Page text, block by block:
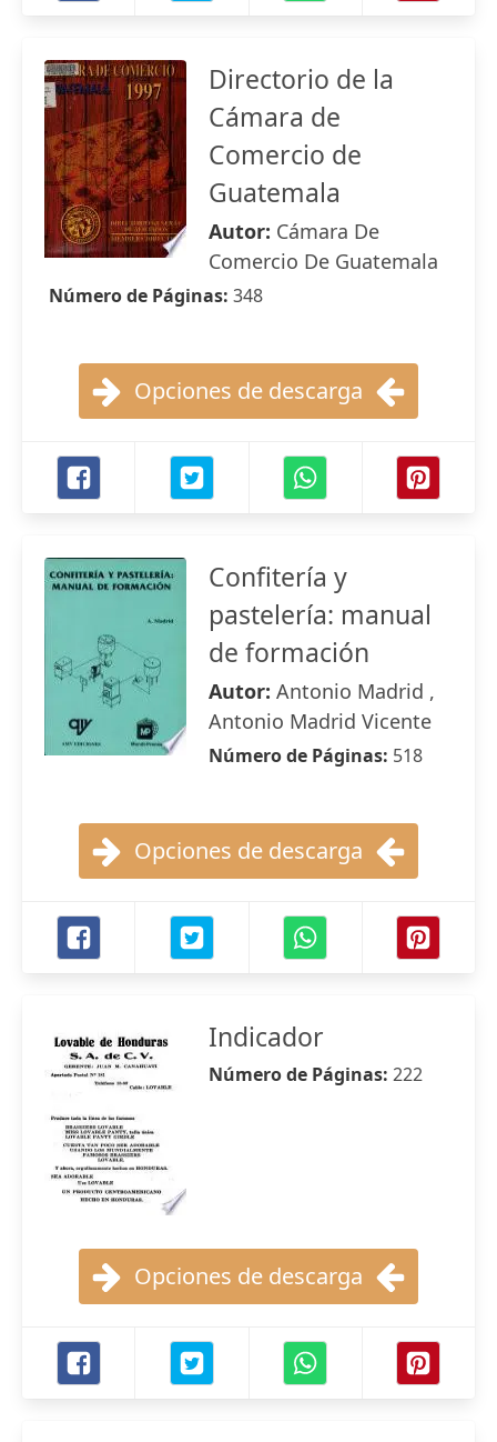
Directorio de la
Cámara de
Comercio de
Guatemala
Autor: Cámara De
Comercio De Guatemala
Número de Páginas: 348
Opciones de descarga
Confitería y
pastelería: manual
de formación
Autor: Antonio Madrid ,
Antonio Madrid Vicente
Número de Páginas: 518
Opciones de descarga
Indicador
Número de Páginas: 222
Opciones de descarga